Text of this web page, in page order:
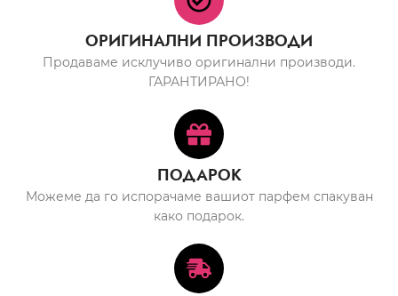
ОРИГИНАЛНИ ПРОИЗВОДИ
Продаваме исклучиво оригинални производи.
ГАРАНТИРАНО!
ПОДАРОК
Можеме да го испорачаме вашиот парфем спакуван
како подарок.